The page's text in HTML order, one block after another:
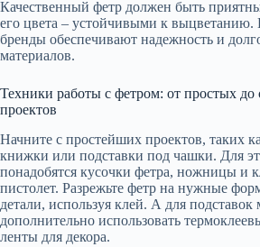
Качественный фетр должен быть
его цвета – устойчивыми к
бренды обеспечивают надежность и
материалов.
Техники работы с фетром: от простых
проектов
Начните с простейших проектов, таких
книжки или подставки под чашки. Для
понадобятся кусочки фетра, ножницы и
пистолет. Разрежьте фетр на нужные
детали, используя клей. А для подставок
дополнительно использовать
ленты для декора.